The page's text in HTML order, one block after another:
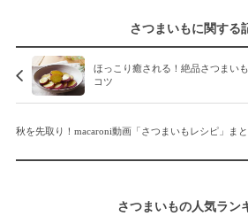
さつまいもに関する
ほっこり癒される！絶品さつまい
コツ
秋を先取り！macaroni動画「さつまいもレシピ」ま
さつまいもの人気ラン